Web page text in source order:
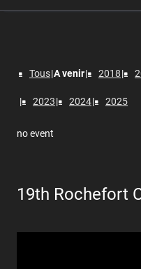
Tous A venir 2018
2023 2024 2025
no event
19th Rochefort